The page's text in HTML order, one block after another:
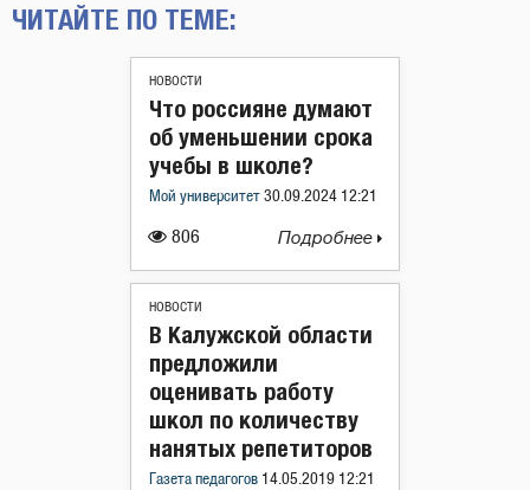
ЧИТАЙТЕ ПО ТЕМЕ:
НОВОСТИ
806
Что россияне думают
об уменьшении срока
учебы в школе?
Мой университет 30.09.2024 12:21
Подробнее
НОВОСТИ
В Калужской области
предложили
оценивать работу
школ по количеству
нанятых репетиторов
Газета педагогов 14.05.2019 12:21